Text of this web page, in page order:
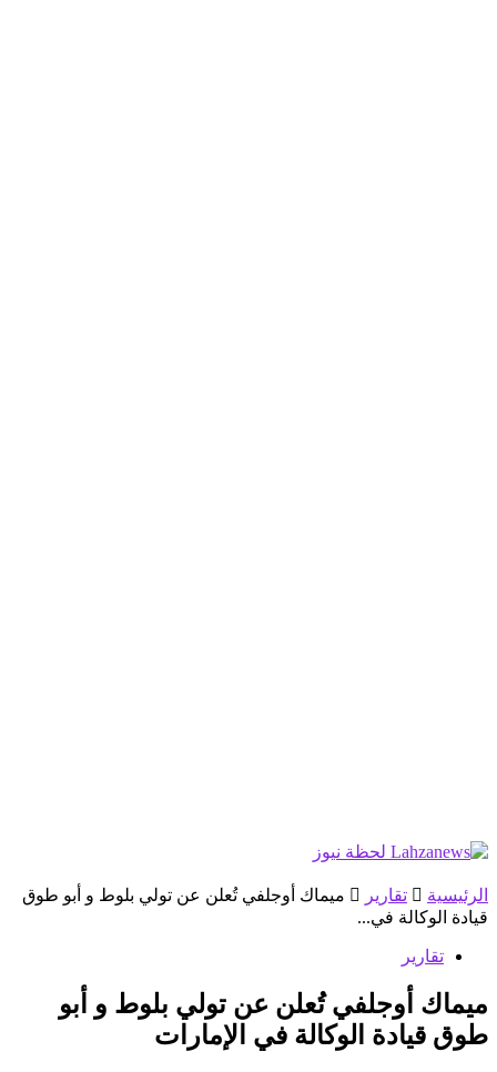
الرئيسية تقارير
ميماك أوجلفي تُعلن عن تولي بلوط و أبو طوق
قيادة الوكالة في...
تقارير
ميماك أوجلفي تُعلن عن تولي بلوط و أبو
طوق قيادة الوكالة في الإمارات